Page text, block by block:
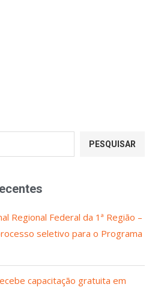
PESQUISAR
Regional Federal da 1ª Região –
seletivo para o Programa
capacitação gratuita em